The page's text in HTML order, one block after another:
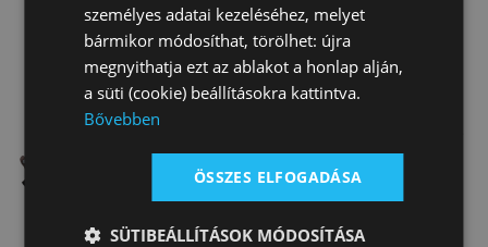
személyes adatai kezeléséhez, melyet
bármikor módosíthat, törölhet: újra
megnyithatja ezt az ablakot a honlap alján,
a süti (cookie) beállításokra kattintva.
Bővebben
ÖSSZES ELFOGADÁSA
SÜTIBEÁLLÍTÁSOK MÓDOSÍTÁSA